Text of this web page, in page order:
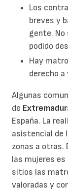
Los
breves y
gente. No
podido
Hay
derecho a
Algunas
de
España. La
asistencial de
zonas a otras.
las mujeres es
sitios las
valoradas y